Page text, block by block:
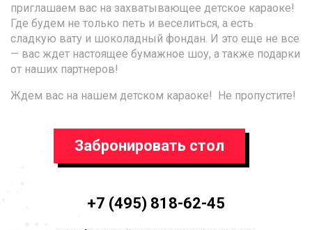
приглашаем вас на захватывающее детское караоке!
Где будем не только петь и веселиться, а есть
сладкую вату и шоколадный фондан. И это еще не все
— вас ждет настоящее бумажное шоу, а также подарки
от наших партнеров!
Ждем вас на нашем детском караоке! Не пропустите!
Забронировать стол
+7 (495) 818-62-45